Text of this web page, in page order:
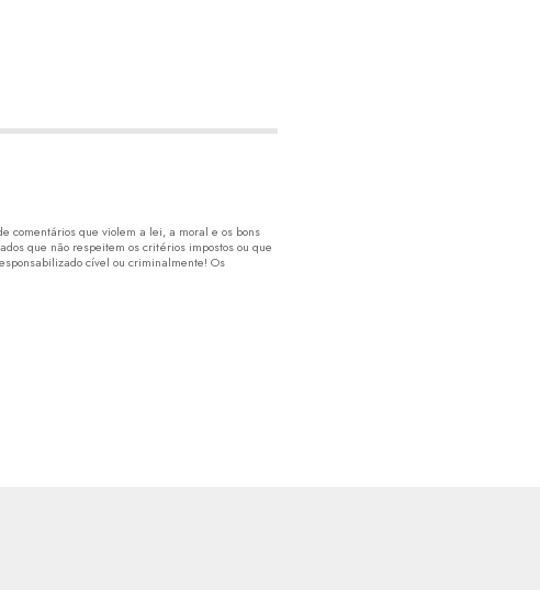
comentários que violem a lei, a moral e os bons
que não respeitem os critérios impostos ou que
cível ou criminalmente! Os